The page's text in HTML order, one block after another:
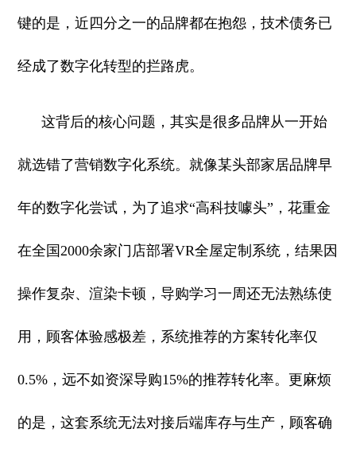
键的是，近四分之一的品牌都在抱怨，技术债务已
经成了数字化转型的拦路虎。
这背后的核心问题，其实是很多品牌从一开始
就选错了营销数字化系统。就像某头部家居品牌早
年的数字化尝试，为了追求“高科技噱头”，花重金
在全国2000余家门店部署VR全屋定制系统，结果因
操作复杂、渲染卡顿，导购学习一周还无法熟练使
用，顾客体验感极差，系统推荐的方案转化率仅
0.5%，远不如资深导购15%的推荐转化率。更麻烦
的是，这套系统无法对接后端库存与生产，顾客确